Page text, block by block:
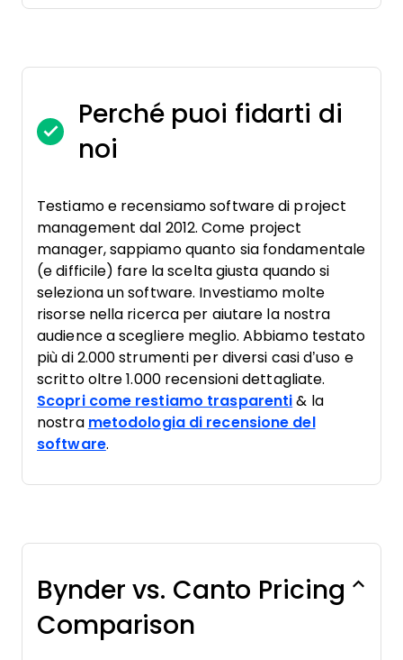
Perché puoi fidarti di
noi
Testiamo e recensiamo software di project
management dal 2012. Come project
manager, sappiamo quanto sia fondamentale
(e difficile) fare la scelta giusta quando si
seleziona un software. Investiamo molte
risorse nella ricerca per aiutare la nostra
audience a scegliere meglio. Abbiamo testato
più di 2.000 strumenti per diversi casi d’uso e
scritto oltre 1.000 recensioni dettagliate.
Scopri come restiamo trasparenti & la
nostra metodologia di recensione del
software.
Bynder vs. Canto Pricing
Comparison